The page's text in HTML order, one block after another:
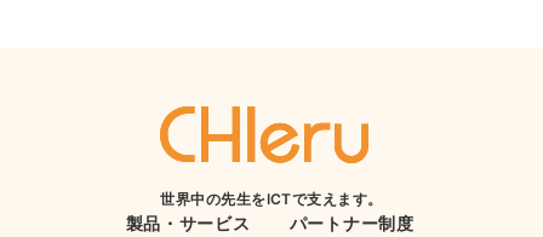
世界中の先生をICTで支えます。
製品・サービス
パートナー制度